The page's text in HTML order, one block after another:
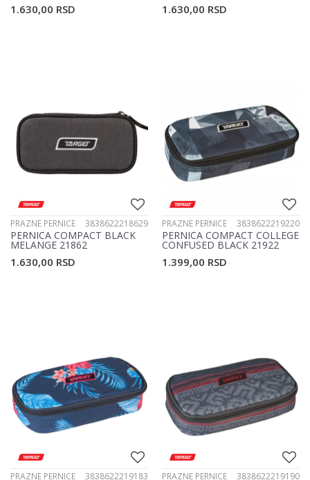
1.630,00 RSD 1.630,00 RSD
PRAZNE PERNICE 3838622218629
PERNICA COMPACT BLACK
MELANGE 21862
1.630,00 RSD
PRAZNE PERNICE 3838622219220
PERNICA COMPACT COLLEGE
CONFUSED BLACK 21922
1.399,00 RSD
PRAZNE PERNICE 3838622219183 PRAZNE PERNICE 3838622219190